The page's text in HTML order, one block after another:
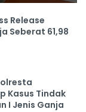
Release
Seberat 61,98
Kasus Tindak
I Jenis Ganja